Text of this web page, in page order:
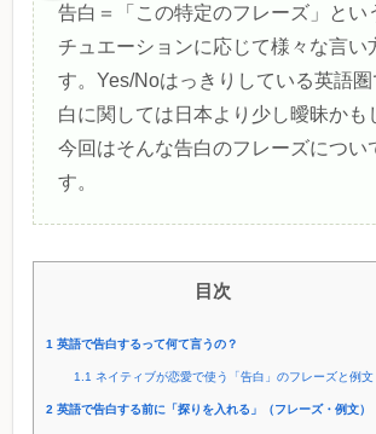
告白＝「この特定のフレーズ」とい
チュエーションに応じて様々な言い
す。Yes/Noはっきりしている英語
白に関しては日本より少し曖昧かも
今回はそんな告白のフレーズについ
す。
目次
1 英語で告白するって何て言うの？
1.1 ネイティブが恋愛で使う「告白」のフレーズと例文
2 英語で告白する前に「探りを入れる」（フレーズ・例文）